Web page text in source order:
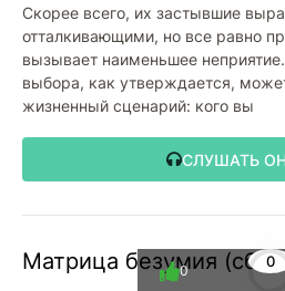
Скорее всего, их застывшие
отталкивающими, но все равно
вызывает наименьшее
выбора, как утверждается,
жизненный сценарий: кого вы
СЛУШАТЬ
Матрица безумия 0
0